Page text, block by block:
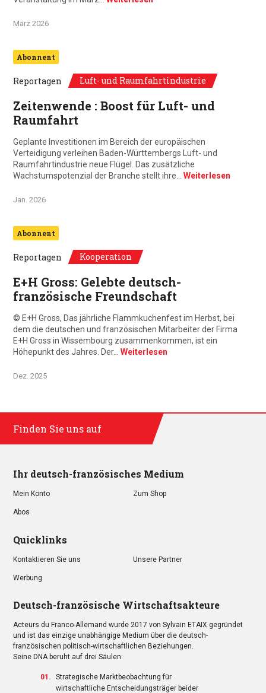
März 2026
Abonnent
Reportagen Luft- und Raumfahrtindustrie
Zeitenwende : Boost für Luft- und
Raumfahrt
Geplante Investitionen im Bereich der europäischen
Verteidigung verleihen Baden-Württembergs Luft- und
Raumfahrtindustrie neue Flügel. Das zusätzliche
Wachstumspotenzial der Branche stellt ihre… Weiterlesen
Jan. 2026
Abonnent
Reportagen Kooperation
E+H Gross: Gelebte deutsch-
französische Freundschaft
© E+H Gross, Das jährliche Flammkuchenfest im Herbst, bei
dem die deutschen und französischen Mitarbeiter der Firma
E+H Gross in Wissembourg zusammenkommen, ist ein
Höhepunkt des Jahres. Der… Weiterlesen
Dez. 2025
Finden Sie uns auf
Ihr deutsch-französisches Medium
Mein Konto Zum Shop
Abos
Quicklinks
Kontaktieren Sie uns Unsere Partner
Werbung
Deutsch-französische Wirtschaftsakteure
Acteurs du Franco-Allemand wurde 2017 von Sylvain ETAIX gegründet
und ist das einzige unabhängige Medium über die deutsch-
französischen politisch-wirtschaftlichen Beziehungen.
Seine DNA beruht auf drei Säulen:
Strategische Marktbeobachtung für
wirtschaftliche Entscheidungsträger beider